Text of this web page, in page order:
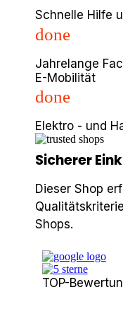
Schnelle Hilfe
done
Jahrelange
E-Mobilität
done
Elektro - und
Sicherer
Dieser Shop
Shops.
TOP-